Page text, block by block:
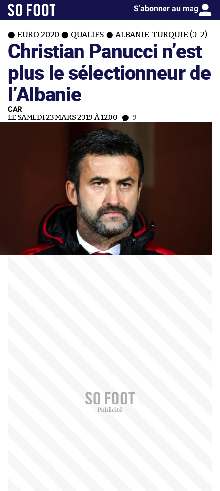
S’abonner au mag
EURO 2020 QUALIFS ALBANIE-TURQUIE (0-2)
Christian Panucci n’est
plus le sélectionneur de
l’Albanie
CAR
LE SAMEDI 23 MARS 2019 À 12:00 9